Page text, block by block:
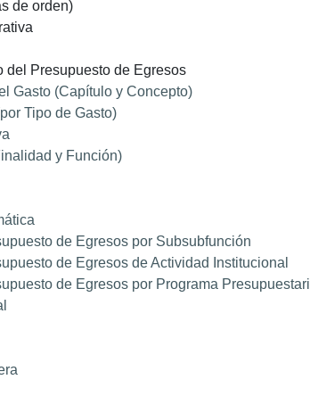
de orden)
del Presupuesto de Egresos
Gasto (Capítulo y Concepto)
Tipo de Gasto)
y Función)
de Egresos por Subsubfunción
de Egresos de Actividad Institucional
de Egresos por Programa